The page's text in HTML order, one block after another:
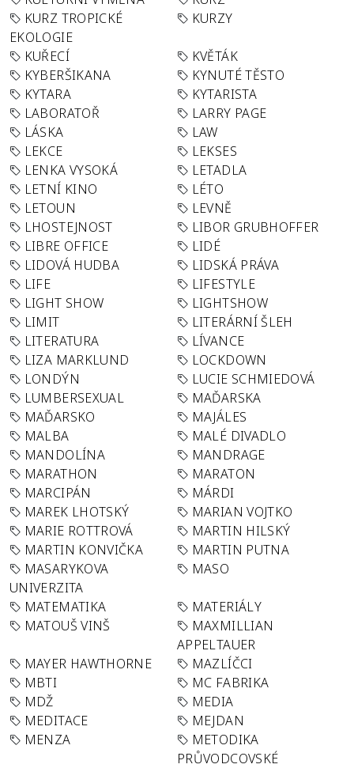
KURZ TROPICKÉ
EKOLOGIE
KURZY
KUŘECÍ
KVĚTÁK
KYBERŠIKANA
KYNUTÉ TĚSTO
KYTARA
KYTARISTA
LABORATOŘ
LARRY PAGE
LÁSKA
LAW
LEKCE
LEKSES
LENKA VYSOKÁ
LETADLA
LETNÍ KINO
LÉTO
LETOUN
LEVNĚ
LHOSTEJNOST
LIBOR GRUBHOFFER
LIBRE OFFICE
LIDÉ
LIDOVÁ HUDBA
LIDSKÁ PRÁVA
LIFE
LIFESTYLE
LIGHT SHOW
LIGHTSHOW
LIMIT
LITERÁRNÍ ŠLEH
LITERATURA
LÍVANCE
LIZA MARKLUND
LOCKDOWN
LONDÝN
LUCIE SCHMIEDOVÁ
LUMBERSEXUAL
MAĎARSKA
MAĎARSKO
MAJÁLES
MALBA
MALÉ DIVADLO
MANDOLÍNA
MANDRAGE
MARATHON
MARATON
MARCIPÁN
MÁRDI
MAREK LHOTSKÝ
MARIAN VOJTKO
MARIE ROTTROVÁ
MARTIN HILSKÝ
MARTIN KONVIČKA
MARTIN PUTNA
MASARYKOVA
UNIVERZITA
MASO
MATEMATIKA
MATERIÁLY
MATOUŠ VINŠ
MAXMILLIAN
APPELTAUER
MAYER HAWTHORNE
MAZLÍČCI
MBTI
MC FABRIKA
MDŽ
MEDIA
MEDITACE
MEJDAN
MENZA
METODIKA
PRŮVODCOVSKÉ